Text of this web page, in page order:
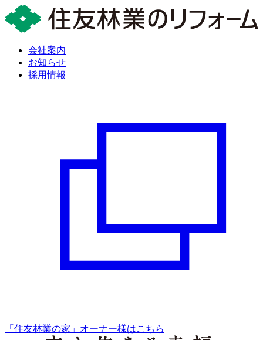
会社案内
お知らせ
採用情報
「住友林業の家」オーナー様はこちら